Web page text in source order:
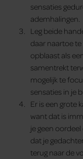
sensaties
ademhalingen.
Leg beide
daar naartoe
opblaast als
samentrekt
mogelijk te
sensaties in je
Er is een grote
want dat is
je geen
dat je
terug naar de